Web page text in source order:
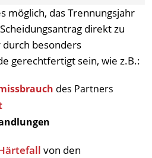
möglich, das Trennungsjahr
direkt zu
durch besonders
gerechtfertigt sein, wie z.B.:
des Partners
von den